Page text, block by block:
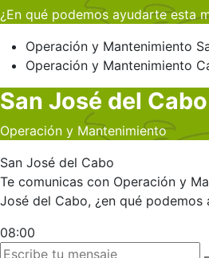
¿En qué podemos ayudarte esta
Operación y Mantenimiento
Operación y Mantenimiento
San José del Cabo
Operación y Mantenimiento
San José del Cabo
Te comunicas con Operación y
José del Cabo, ¿en qué podemos
08:00